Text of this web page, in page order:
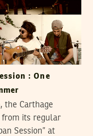
: One
the Carthage
from its regular
Session” at